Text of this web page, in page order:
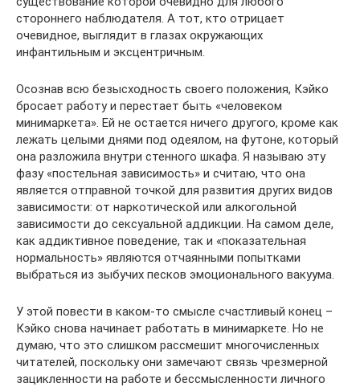
стороннего наблюдателя. А тот, кто отрицает
очевидное, выглядит в глазах окружающих
инфантильным и эксцентричным.
Осознав всю безысходность своего положения, Кэйко
бросает работу и перестает быть «человеком
минимаркета». Ей не остается ничего другого, кроме как
лежать целыми днями под одеялом, на футоне, который
она разложила внутри стенного шкафа. Я называю эту
фазу «постельная зависимость» и считаю, что она
является отправной точкой для развития других видов
зависимости: от наркотической или алкогольной
зависимости до сексуальной аддикции. На самом деле,
как аддиктивное поведение, так и «показательная
нормальность» являются отчаянными попытками
выбраться из зыбучих песков эмоционального вакуума.
У этой повести в каком-то смысле счастливый конец –
Кэйко снова начинает работать в минимаркете. Но не
думаю, что это слишком рассмешит многочисленных
читателей, поскольку они замечают связь чрезмерной
зацикленности на работе и бессмысленности личного